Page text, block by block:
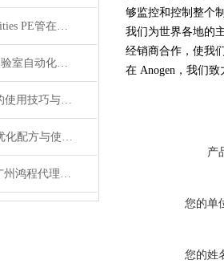
Scientific Commodities PE管在环保实验中的作用
TEDPella服务与实验室自动化设备的整合
Megazyme试剂盒的使用技巧与实验优化方法
Teknova培养基的优化配方与使用技巧
glycotech 01-059 广州鸿程代理：开启糖生物学研究新征程
够监控和控制整个
我们为世界各地的
经销商合作，使我
在 Anogen，我们
产
您的单
您的姓